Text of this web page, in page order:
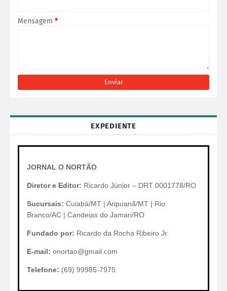
Mensagem *
EXPEDIENTE
JORNAL O NORTÃO
Diretor e Editor: Ricardo Júnior – DRT 0001778/RO
Sucursais: Cuiabá/MT | Aripuanã/MT | Rio
Branco/AC | Candeias do Jamari/RO
Fundado por: Ricardo da Rocha Ribeiro Jr.
E-mail: onortao@gmail.com
Telefone: (69) 99985-7975